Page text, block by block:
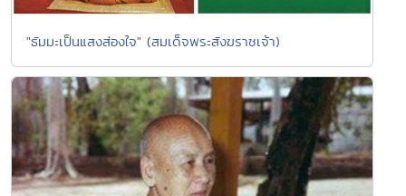
"ธัมมะเป็นแสงส่องใจ" (สมเด็จพระสังฆราชเจ้า)